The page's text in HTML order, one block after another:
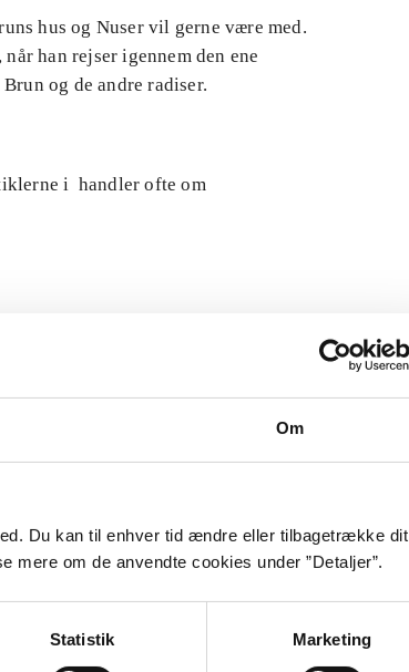
Om
Du kan til enhver tid ændre eller tilbagetrække dit
om de anvendte cookies under ”Detaljer”.
Statistik Marketing
hus og Nuser vil gerne være med.
han rejser igennem den ene
og de andre radiser.
i handler ofte om